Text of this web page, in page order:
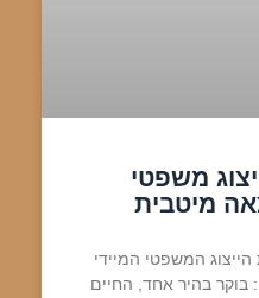
משפטי
מיטבית
המשפטי המיידי
בוקר בהיר אחד, החיים